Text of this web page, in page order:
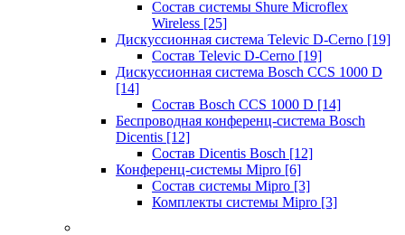
Состав системы Shure Microflex
Wireless [25]
Дискуссионная система Televic D-Cerno [19]
Состав Televic D-Cerno [19]
Дискуссионная система Bosch CCS 1000 D
[14]
Состав Bosch CCS 1000 D [14]
Беспроводная конференц-система Bosch
Dicentis [12]
Состав Dicentis Bosch [12]
Конференц-системы Mipro [6]
Состав системы Mipro [3]
Комплекты системы Mipro [3]